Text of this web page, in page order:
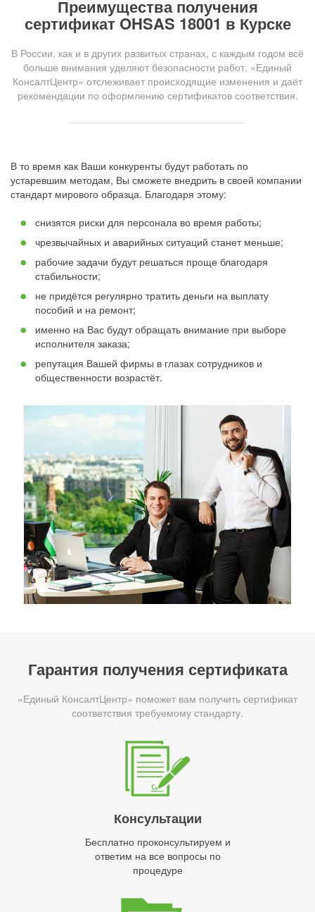
Преимущества получения
сертификат OHSAS 18001 в Курске
В России, как и в других развитых странах, с каждым годом всё
больше внимания уделяют безопасности работ. «Единый
КонсалтЦентр» отслеживает происходящие изменения и даёт
рекомендации по оформлению сертификатов соответствия.
В то время как Ваши конкуренты будут работать по
устаревшим методам, Вы сможете внедрить в своей компании
стандарт мирового образца. Благодаря этому:
снизятся риски для персонала во время работы;
чрезвычайных и аварийных ситуаций станет меньше;
рабочие задачи будут решаться проще благодаря
стабильности;
не придётся регулярно тратить деньги на выплату
пособий и на ремонт;
именно на Вас будут обращать внимание при выборе
исполнителя заказа;
репутация Вашей фирмы в глазах сотрудников и
общественности возрастёт.
Гарантия получения сертификата
«Единый КонсалтЦентр» поможет вам получить сертификат
соответствия требуемому стандарту.
Консультации
Бесплатно проконсультируем и
ответим на все вопросы по
процедуре